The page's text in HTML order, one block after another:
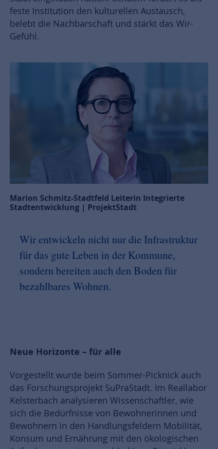
feste Institution den kulturellen Austausch,
belebt die Nachbarschaft und stärkt das Wir-
Gefühl.
Marion Schmitz-Stadtfeld Leiterin Integrierte
Stadtentwicklung | ProjektStadt
Wir entwickeln nicht nur die Infrastruktur
für das gute Leben in der Kommune,
sondern bereiten auch den Boden für
bezahlbares Wohnen.
Neue Horizonte – für alle
Vorgestellt wurde beim Sommer-Picknick auch
das Forschungsprojekt SuPraStadt. Im Reallabor
Kelsterbach analysieren Wissenschaftler, wie
sich die Bedürfnisse von Bewohnerinnen und
Bewohnern in den Handlungsfeldern Mobilität,
Konsum und Ernährung mit den ökologischen